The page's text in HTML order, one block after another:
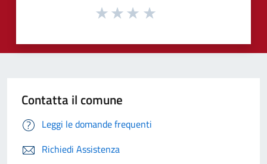
Contatta il comune
Leggi le domande frequenti
Richiedi Assistenza